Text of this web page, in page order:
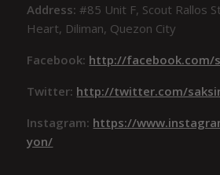
Address:#85 Unit F, Scout Rallos
Heart, Diliman, Quezon City
Facebook: http://facebook.com/
Twitter: http://twitter.com/
Instagram: https://
yon/